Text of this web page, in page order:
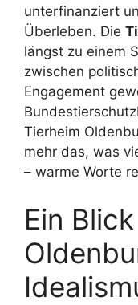
unterfinanziert
Überleben. Die
längst zu einem
zwischen
Engagement
Tierheim
mehr das, was
– warme Worte
Ein